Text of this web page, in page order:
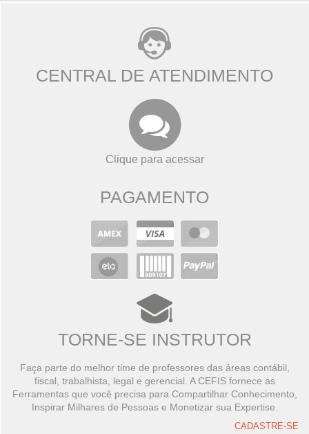
CENTRAL DE ATENDIMENTO
Clique para acessar
PAGAMENTO
TORNE-SE INSTRUTOR
Faça parte do melhor time de professores das áreas contábil,
fiscal, trabalhista, legal e gerencial. A CEFIS fornece as
Ferramentas que você precisa para Compartilhar Conhecimento,
Inspirar Milhares de Pessoas e Monetizar sua Expertise.
CADASTRE-SE